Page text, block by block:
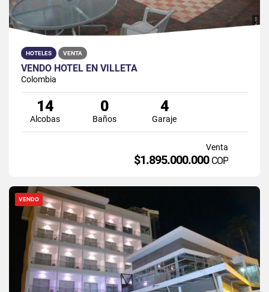
HOTELES VENTA
VENDO HOTEL EN VILLETA
Colombia
14
Alcobas
0
Baños
4
Garaje
Venta
$1.895.000.000 COP
VENDO